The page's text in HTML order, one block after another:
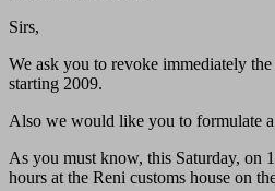
Sirs,
We ask you to revoke immediately
starting 2009.
Also we would like you to formulate
As you must know, this Saturday, on
hours at the Reni customs house on